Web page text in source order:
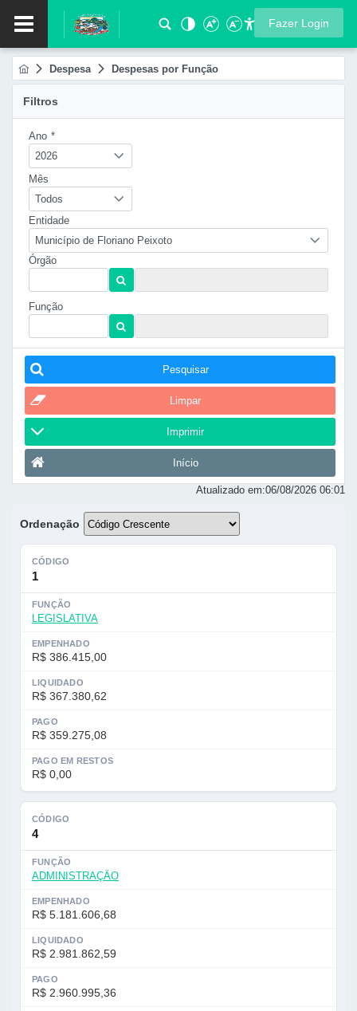
Fazer Login
Despesa Despesas por Função
Filtros
Ano *
2026
Mês
Todos
Entidade
Município de Floriano Peixoto
Órgão
Função
Pesquisar
Limpar
Imprimir
Início
Atualizado em:06/08/2026 06:01
Ordenação
CÓDIGO
1
FUNÇÃO
LEGISLATIVA
EMPENHADO
R$ 386.415,00
LIQUIDADO
R$ 367.380,62
PAGO
R$ 359.275,08
PAGO EM RESTOS
R$ 0,00
CÓDIGO
4
FUNÇÃO
ADMINISTRAÇÄO
EMPENHADO
R$ 5.181.606,68
LIQUIDADO
R$ 2.981.862,59
PAGO
R$ 2.960.995,36